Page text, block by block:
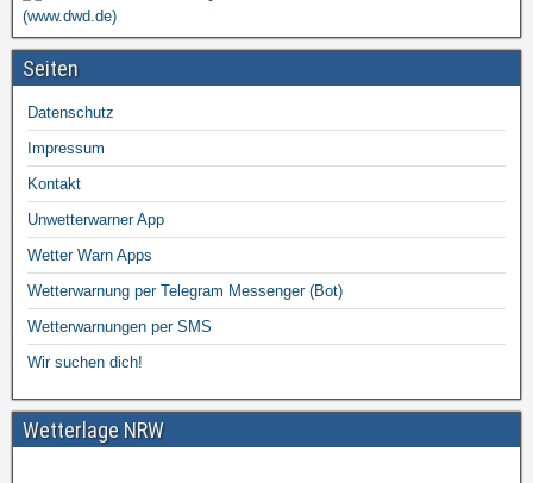
Seiten
Datenschutz
Impressum
Kontakt
Unwetterwarner App
Wetter Warn Apps
Wetterwarnung per Telegram Messenger (Bot)
Wetterwarnungen per SMS
Wir suchen dich!
Wetterlage NRW